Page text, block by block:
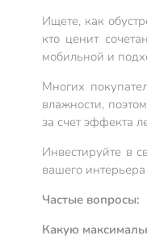
Ищете, как
кто ценит
мобильной и
Многих
влажности,
за счет эффекта
Инвестируйте в
вашего
Частые вопросы:
Какую